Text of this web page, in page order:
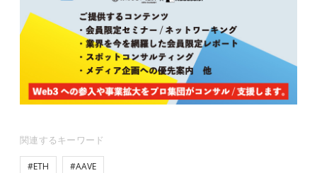
関連するキーワード
#ETH #AAVE